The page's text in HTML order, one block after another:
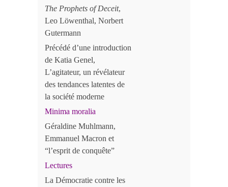
The Prophets of Deceit,
Leo Löwenthal, Norbert
Gutermann
Précédé d’une introduction
de Katia Genel,
L’agitateur, un révélateur
des tendances latentes de
la société moderne
Minima moralia
Géraldine Muhlmann,
Emmanuel Macron et
“l’esprit de conquête”
Lectures
La Démocratie contre les